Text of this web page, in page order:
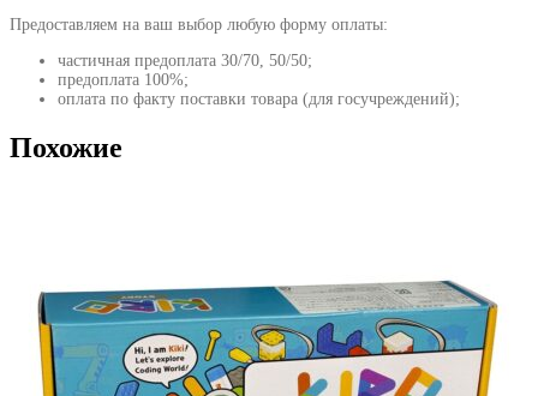
Предоставляем на ваш выбор любую форму оплаты:
частичная предоплата 30/70, 50/50;
предоплата 100%;
оплата по факту поставки товара (для госучреждений);
Похожие